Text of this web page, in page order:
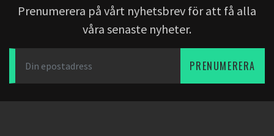
Prenumerera på vårt nyhetsbrev för att få alla
våra senaste nyheter.
PRENUMERERA